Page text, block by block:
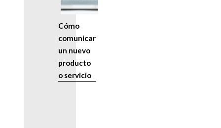
Cómo
comunicar
un nuevo
producto
o servicio